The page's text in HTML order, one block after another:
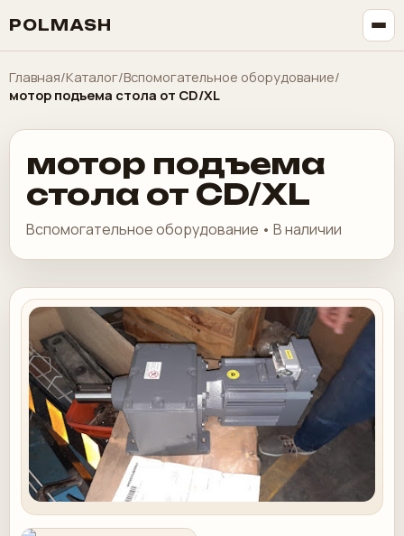
POLMASH
Главная/Каталог/Вспомогательное оборудование/
мотор подъема стола от CD/XL
мотор подъема
стола от CD/XL
Вспомогательное оборудование • В наличии